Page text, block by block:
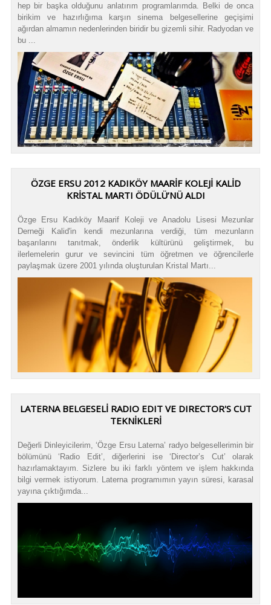
hep bir başka olduğunu anlatırım programlarımda. Belki de onca
birikim ve hazırlığıma karşın sinema belgesellerine geçişimi
ağırdan almamın nedenlerinden biridir bu gizemli sihir. Radyodan ve
bu ...
ÖZGE ERSU 2012 KADIKÖY MAARİF KOLEJİ KALİD
KRİSTAL MARTI ÖDÜLÜ’NÜ ALDI
Özge Ersu Kadıköy Maarif Koleji ve Anadolu Lisesi Mezunlar
Derneği Kalid'in kendi mezunlarına verdiği, tüm mezunların
başarılarını tanıtmak, önderlik kültürünü geliştirmek, bu
ilerlemelerin gurur ve sevincini tüm öğretmen ve öğrencilerle
paylaşmak üzere 2001 yılında oluşturulan Kristal Martı...
LATERNA BELGESELİ RADIO EDIT VE DIRECTOR'S CUT
TEKNİKLERİ
Değerli Dinleyicilerim, ‘Özge Ersu Laterna’ radyo belgesellerimin bir
bölümünü ‘Radio Edit’, diğerlerini ise ‘Director’s Cut’ olarak
hazırlamaktayım. Sizlere bu iki farklı yöntem ve işlem hakkında
bilgi vermek istiyorum. Laterna programımın yayın süresi, karasal
yayına çıktığımda...